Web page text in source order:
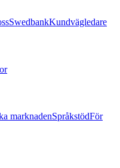
SwedbankKundvägledare
marknadenSpråkstödFör